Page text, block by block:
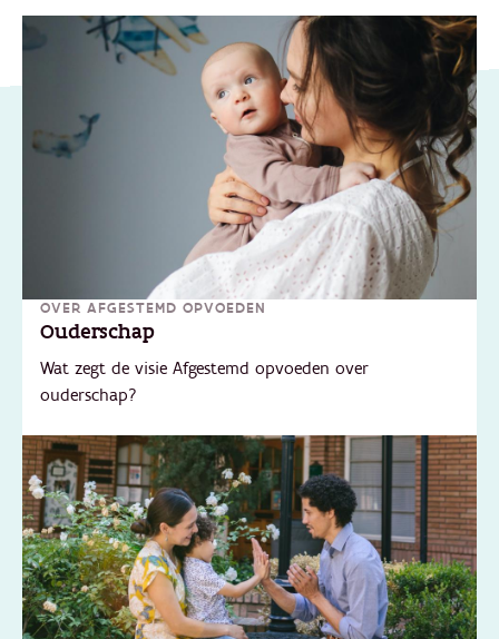
OVER AFGESTEMD OPVOEDEN
Ouderschap
Wat zegt de visie Afgestemd opvoeden over
ouderschap?